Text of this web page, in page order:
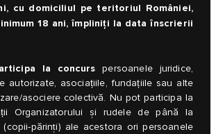
cu domiciliul pe teritoriul României,
18 ani, împliniți la data înscrierii
la concurspersoanele juridice,
autorizate, asociațiile, fundațiile sau alte
asociere colectivă. Nu pot participa la
Organizatorului și rudele de până la
părinţi) ale acestora ori persoanele